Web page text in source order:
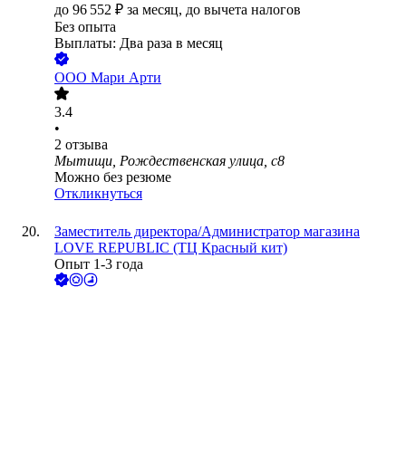
до 96 552 ₽ за месяц, до вычета налогов
Без опыта
Выплаты: Два раза в месяц
ООО Мари Арти
3.4
•
2 отзыва
Мытищи, Рождественская улица, с8
Можно без резюме
Откликнуться
Заместитель директора/Администратор магазина
LOVE REPUBLIC (ТЦ Красный кит)
Опыт 1-3 года